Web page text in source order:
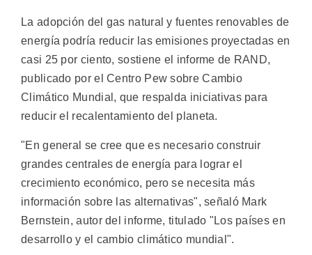
La adopción del gas natural y fuentes renovables de
energía podría reducir las emisiones proyectadas en
casi 25 por ciento, sostiene el informe de RAND,
publicado por el Centro Pew sobre Cambio
Climático Mundial, que respalda iniciativas para
reducir el recalentamiento del planeta.
"En general se cree que es necesario construir
grandes centrales de energía para lograr el
crecimiento económico, pero se necesita más
información sobre las alternativas", señaló Mark
Bernstein, autor del informe, titulado "Los países en
desarrollo y el cambio climático mundial".